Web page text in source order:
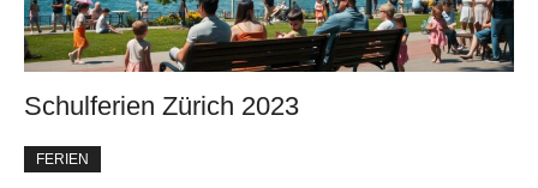
Schulferien Zürich 2023
FERIEN